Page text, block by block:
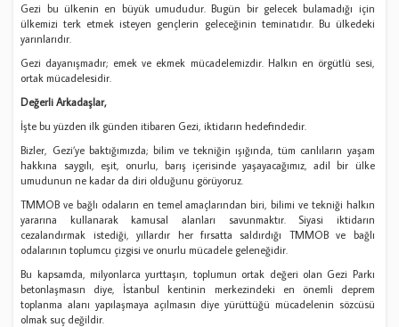
Gezi bu ülkenin en büyük umududur. Bugün bir gelecek bulamadığı için
ülkemizi terk etmek isteyen gençlerin geleceğinin teminatıdır. Bu ülkedeki
yarınlarıdır.
Gezi dayanışmadır; emek ve ekmek mücadelemizdir. Halkın en örgütlü sesi,
ortak mücadelesidir.
Değerli Arkadaşlar,
İşte bu yüzden ilk günden itibaren Gezi, iktidarın hedefindedir.
Bizler, Gezi’ye baktığımızda; bilim ve tekniğin ışığında, tüm canlıların yaşam
hakkına saygılı, eşit, onurlu, barış içerisinde yaşayacağımız, adil bir ülke
umudunun ne kadar da diri olduğunu görüyoruz.
TMMOB ve bağlı odaların en temel amaçlarından biri, bilimi ve tekniği halkın
yararına kullanarak kamusal alanları savunmaktır. Siyasi iktidarın
cezalandırmak istediği, yıllardır her fırsatta saldırdığı TMMOB ve bağlı
odalarının toplumcu çizgisi ve onurlu mücadele geleneğidir.
Bu kapsamda, milyonlarca yurttaşın, toplumun ortak değeri olan Gezi Parkı
betonlaşmasın diye, İstanbul kentinin merkezindeki en önemli deprem
toplanma alanı yapılaşmaya açılmasın diye yürüttüğü mücadelenin sözcüsü
olmak suç değildir.